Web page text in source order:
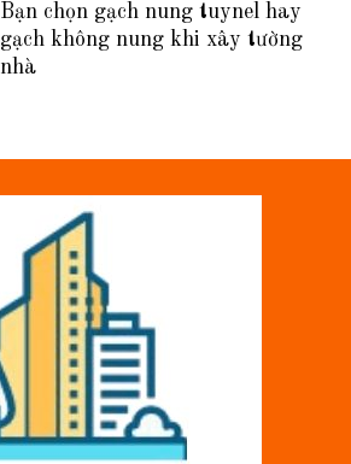
Bạn chọn gạch nung tuynel hay
gạch không nung khi xây tường
nhà